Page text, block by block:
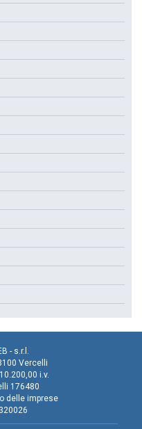
- s.r.l.
Vercelli
i.v.
176480
delle imprese